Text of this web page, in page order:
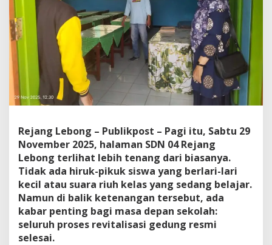
Rejang Lebong – Publikpost – Pagi itu, Sabtu 29
November 2025, halaman SDN 04 Rejang
Lebong terlihat lebih tenang dari biasanya.
Tidak ada hiruk-pikuk siswa yang berlari-lari
kecil atau suara riuh kelas yang sedang belajar.
Namun di balik ketenangan tersebut, ada
kabar penting bagi masa depan sekolah:
seluruh proses revitalisasi gedung resmi
selesai.